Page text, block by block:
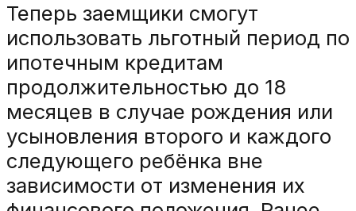
Теперь заемщики смогут
использовать льготный период по
ипотечным кредитам
продолжительностью до 18
месяцев в случае рождения или
усыновления второго и каждого
следующего ребёнка вне
зависимости от изменения их